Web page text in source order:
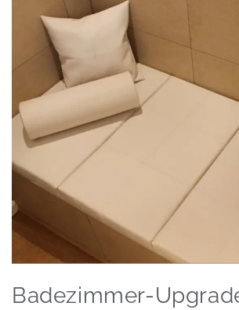
Badezimmer-